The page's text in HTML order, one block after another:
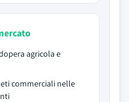
agricola e
commerciali nelle